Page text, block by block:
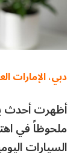
دبي، الإمارات
أظهرت أحدث
ملحوظاً في